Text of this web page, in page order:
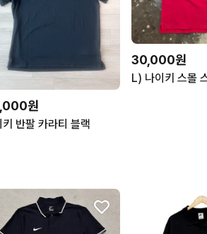
원
키 반팔 카라티 블랙
30,000원